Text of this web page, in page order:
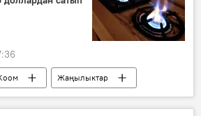
Жаңылыктар
Кеңеш